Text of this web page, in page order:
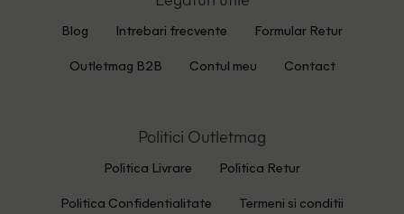
Blog Intrebari frecvente Formular Retur
Outletmag B2B Contul meu Contact
Politici Outletmag
Politica Livrare Politica Retur
Politica Confidentialitate Termeni si conditii